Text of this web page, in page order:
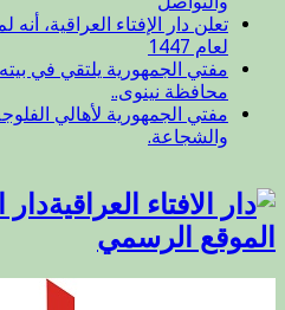
تعلن دار الإفتاء العراقية،
لعام 1447
مفتي الجمهورية يلتقي في
محافظة نينوى..
مفتي الجمهورية لأهالي
والشجاعة.
دار
الموقع الرسمي